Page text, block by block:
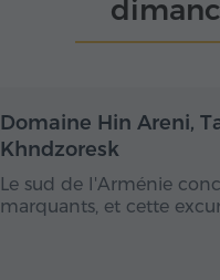
Toute
Domaine Hin Areni,
Khndzoresk
Le sud de l'Arménie
marquants, et cette